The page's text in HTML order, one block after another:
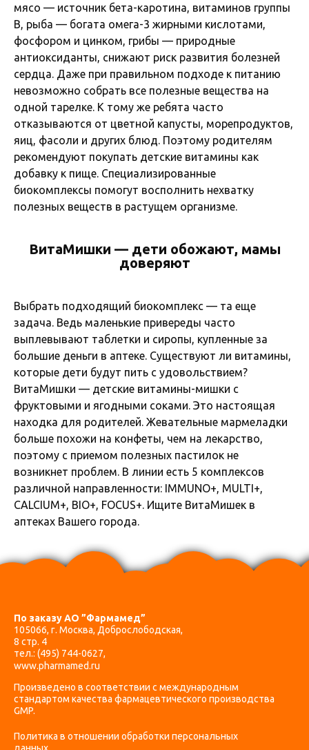
мясо — источник бета-каротина, витаминов группы
B, рыба — богата омега-3 жирными кислотами,
фосфором и цинком, грибы — природные
антиоксиданты, снижают риск развития болезней
сердца. Даже при правильном подходе к питанию
невозможно собрать все полезные вещества на
одной тарелке. К тому же ребята часто
отказываются от цветной капусты, морепродуктов,
яиц, фасоли и других блюд. Поэтому родителям
рекомендуют покупать детские витамины как
добавку к пище. Специализированные
биокомплексы помогут восполнить нехватку
полезных веществ в растущем организме.
ВитаМишки — дети обожают, мамы
доверяют
Выбрать подходящий биокомплекс — та еще
задача. Ведь маленькие привереды часто
выплевывают таблетки и сиропы, купленные за
большие деньги в аптеке. Существуют ли витамины,
которые дети будут пить с удовольствием?
ВитаМишки — детские витамины-мишки с
фруктовыми и ягодными соками. Это настоящая
находка для родителей. Жевательные мармеладки
больше похожи на конфеты, чем на лекарство,
поэтому с приемом полезных пастилок не
возникнет проблем. В линии есть 5 комплексов
различной направленности: IMMUNO+, MULTI+,
CALCIUM+, BIO+, FOCUS+. Ищите ВитаМишек в
аптеках Вашего города.
По заказу АО ”Фармамед”
105066, г. Москва, Доброслободская,
8 стр. 4
тел.: (495) 744-0627,
www.pharmamed.ru
Произведено в соответствии с международным
стандартом качества фармацевтического производства
GMP.
Политика в отношении обработки персональных
данных